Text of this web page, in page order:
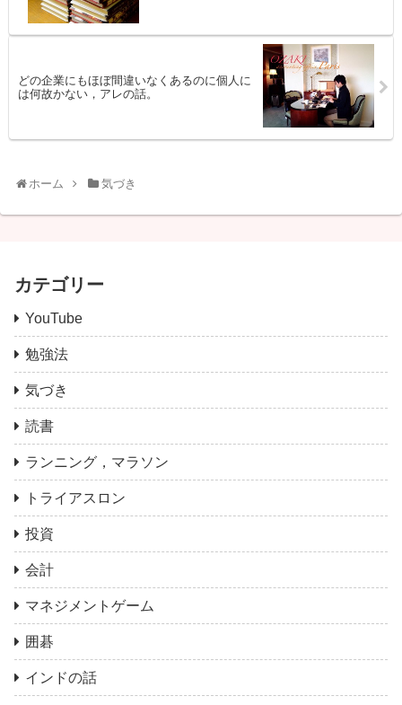
どの企業にもほぼ間違いなくあるのに個人に
は何故かない，アレの話。
ホーム 気づき
カテゴリー
YouTube
勉強法
気づき
読書
ランニング，マラソン
トライアスロン
投資
会計
マネジメントゲーム
囲碁
インドの話